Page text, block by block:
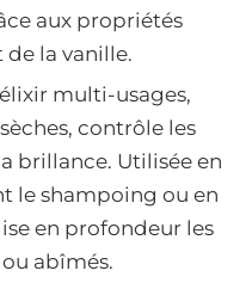
aux propriétés
la vanille.
élixir multi-usages,
contrôle les
brillance. Utilisée en
le shampoing ou en
en profondeur les
abîmés.